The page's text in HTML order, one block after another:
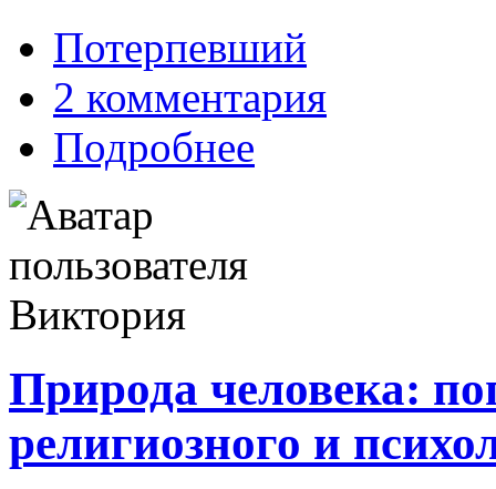
Потерпевший
2 комментария
Подробнее
Природа человека:
религиозного и